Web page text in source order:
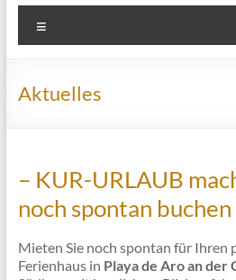
Aktuelles
– KUR-URLAUB
noch spontan buchen
Mieten Sie noch spontan für Ihren
Ferienhaus in Playa de Aro an der